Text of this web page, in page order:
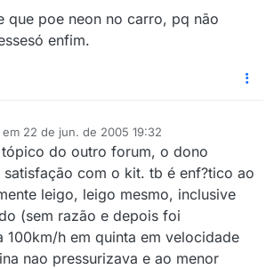
que poe neon no carro, pq não
enfim.
22 de jun. de 2005 19:32
por
do outro forum, o dono
com o kit. tb é enf?tico ao
leigo, leigo mesmo, inclusive
(sem razão e depois foi
100km/h em quinta em velocidade
nao pressurizava e ao menor